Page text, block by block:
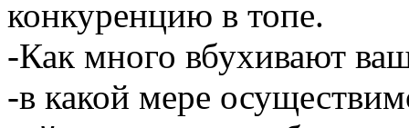
конкуренцию в топе.
-Как много вбухивают
-в какой мере